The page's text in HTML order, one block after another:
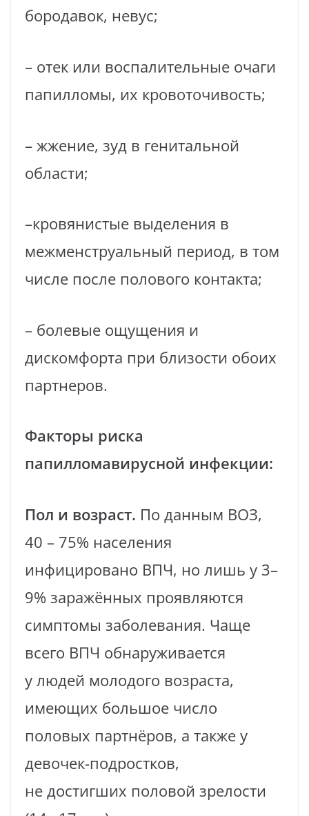
бородавок, невус;
– отек или воспалительные очаги
папилломы, их кровоточивость;
– жжение, зуд в генитальной
области;
–кровянистые выделения в
межменструальный период, в том
числе после полового контакта;
– болевые ощущения и
дискомфорта при близости обоих
партнеров.
Факторы риска
папилломавирусной инфекции:
Пол и возраст. По данным ВОЗ,
40 – 75% населения
инфицировано ВПЧ, но лишь у 3–
9% заражённых проявляются
симптомы заболевания. Чаще
всего ВПЧ обнаруживается
у людей молодого возраста,
имеющих большое число
половых партнёров, а также у
девочек-подростков,
не достигших половой зрелости